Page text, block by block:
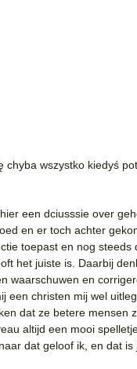
chyba wszystko kiedyś
een dciusssie over
en er toch achter
toepast en nog steeds
het juiste is. Daarbij
waarschuwen en
een christen mij wel
dat ze betere mensen
altijd een mooi
dat geloof ik, en dat